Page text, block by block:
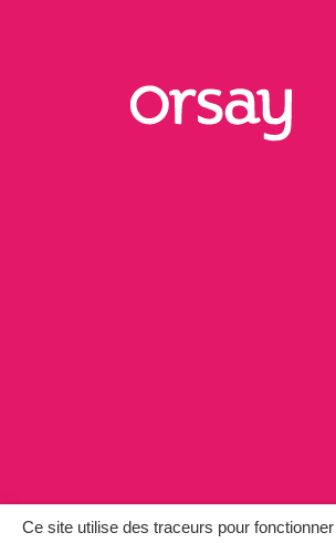
Ce site utilise des traceurs pour
Site web d'Orsay ©2025